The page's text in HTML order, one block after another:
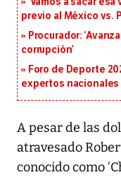
previo al México vs.
Procurador:
corrupción’
Foro de Deporte
expertos
A pesar de las
atravesado
conocido como